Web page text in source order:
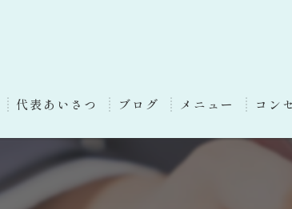
代表あいさつ ブログ メニュー コン